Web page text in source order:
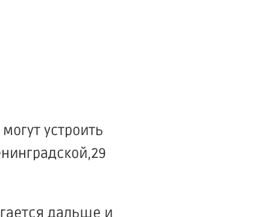
устроить
дальше и